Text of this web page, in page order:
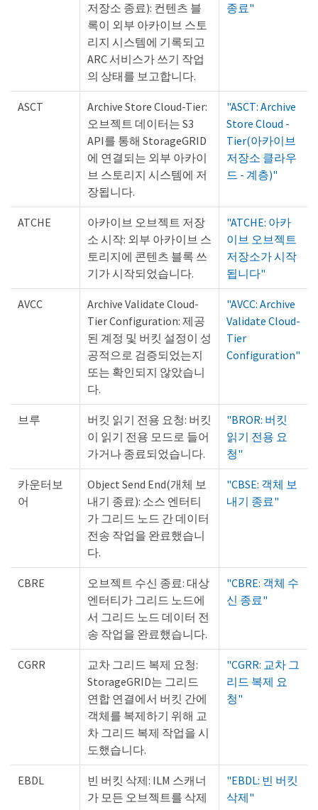
저장소 종료): 컨텐츠 블
록이 외부 아카이브 스토
리지 시스템에 기록되고
ARC 서비스가 쓰기 작업
의 상태를 보고합니다.
종료"
ASCT
Archive Store Cloud-Tier:
오브젝트 데이터는 S3
API를 통해 StorageGRID
에 연결되는 외부 아카이
브 스토리지 시스템에 저
장됩니다.
"ASCT: Archive
Store Cloud -
Tier(아카이브
저장소 클라우
드 - 계층)"
ATCHE
아카이브 오브젝트 저장
소 시작: 외부 아카이브 스
토리지에 콘텐츠 블록 쓰
기가 시작되었습니다.
"ATCHE: 아카
이브 오브젝트
저장소가 시작
됩니다"
AVCC
Archive Validate Cloud-
Tier Configuration: 제공
된 계정 및 버킷 설정이 성
공적으로 검증되었는지
또는 확인되지 않았습니
다.
"AVCC: Archive
Validate Cloud-
Tier
Configuration"
브루
버킷 읽기 전용 요청: 버킷
이 읽기 전용 모드로 들어
가거나 종료되었습니다.
"BROR: 버킷
읽기 전용 요
청"
카운터보
어
Object Send End(개체 보
내기 종료): 소스 엔터티
가 그리드 노드 간 데이터
전송 작업을 완료했습니
다.
"CBSE: 객체 보
내기 종료"
CBRE
오브젝트 수신 종료: 대상
엔터티가 그리드 노드에
서 그리드 노드 데이터 전
송 작업을 완료했습니다.
"CBRE: 객체 수
신 종료"
CGRR
교차 그리드 복제 요청:
StorageGRID는 그리드
연합 연결에서 버킷 간에
객체를 복제하기 위해 교
차 그리드 복제 작업을 시
도했습니다.
"CGRR: 교차 그
리드 복제 요
청"
EBDL
빈 버킷 삭제: ILM 스캐너
가 모든 오브젝트를 삭제
"EBDL: 빈 버킷
삭제"